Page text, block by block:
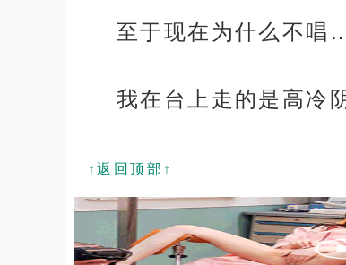
至于现在为什么不
我在台上走的是高冷
↑返回顶部↑